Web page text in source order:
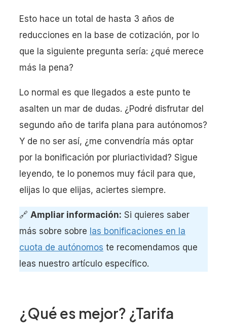
Esto hace un total de hasta 3 años de
reducciones en la base de cotización, por lo
que la siguiente pregunta sería: ¿qué merece
más la pena?
Lo normal es que llegados a este punto te
asalten un mar de dudas. ¿Podré disfrutar del
segundo año de tarifa plana para autónomos?
Y de no ser así, ¿me convendría más optar
por la bonificación por pluriactividad? Sigue
leyendo, te lo ponemos muy fácil para que,
elijas lo que elijas, aciertes siempre.
🔗 Ampliar información: Si quieres saber
más sobre sobre las bonificaciones en la
cuota de autónomos te recomendamos que
leas nuestro artículo específico.
¿Qué es mejor? ¿Tarifa